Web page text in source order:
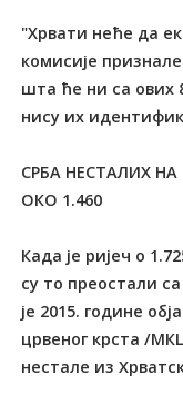
"Хрвати неће да
комисије
шта ће ни са ових
нису их
СРБА НЕСТАЛИХ
ОКО 1.460
Када је ријеч о
су то преостали
је 2015. године
црвеног крста /
нестале из